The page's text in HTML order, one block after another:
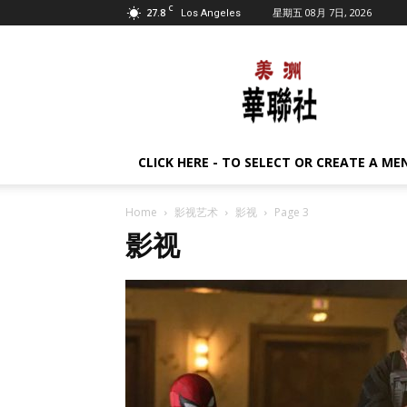
27.8 C Los Angeles 星期五 08月 7日, 2026
美
洲
华
联
CLICK HERE - TO SELECT OR CREATE A
Home 影视艺术 影视 Page 3
影视